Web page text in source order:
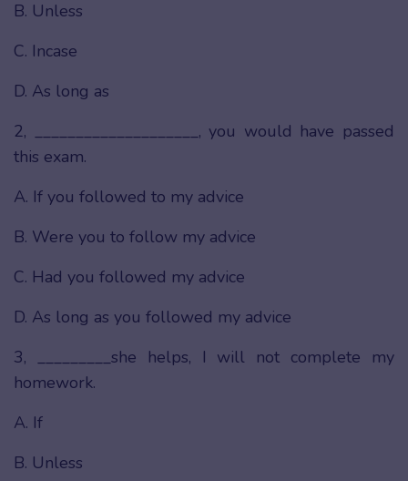
B. Unless
C. Incase
D. As long as
2, ____________________, you would have passed
this exam.
A. If you followed to my advice
B. Were you to follow my advice
C. Had you followed my advice
D. As long as you followed my advice
3, _________she helps, I will not complete my
homework.
A. If
B. Unless